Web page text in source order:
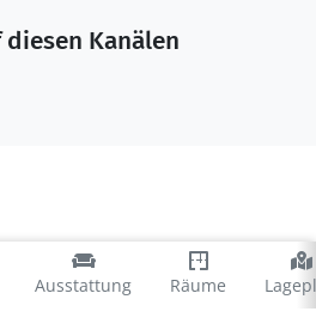
Ausstattung Räume
diesen Kanälen